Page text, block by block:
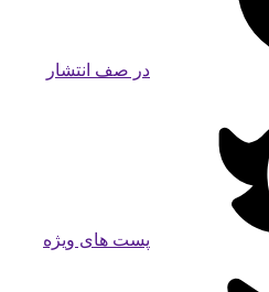
در صف انتشار
پست های ویژه